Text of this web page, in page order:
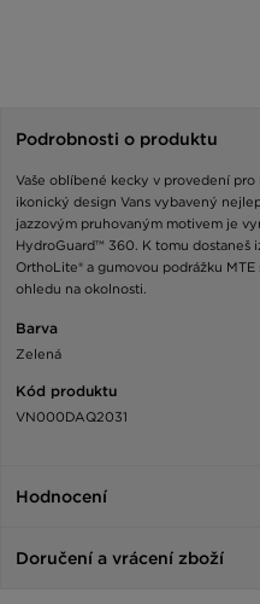
Podrobnosti o produktu
Vaše oblíbené kecky v provedení pro
ikonický design Vans vybavený
jazzovým pruhovaným motivem je
HydroGuard™ 360. K tomu dostaneš
OrthoLite® a gumovou podrážku
ohledu na okolnosti.
Barva
Zelená
Kód produktu
VN000DAQ2031
Hodnocení
Doručení a vrácení zboží